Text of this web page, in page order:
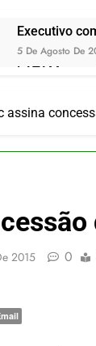
Executivo
5 De Agosto De
LATAM
Azul retoma
Turismo na
4 De Agosto De
Por Dentro
4 De Agosto De
assina
2015 0